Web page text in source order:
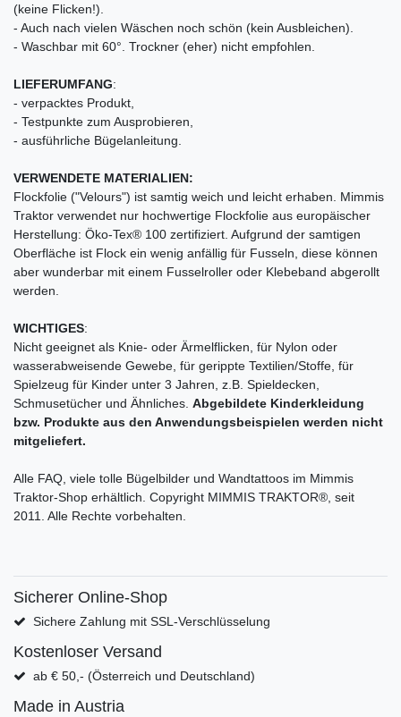
(keine Flicken!).
- Auch nach vielen Wäschen noch schön (kein Ausbleichen).
- Waschbar mit 60°. Trockner (eher) nicht empfohlen.
LIEFERUMFANG:
- verpacktes Produkt,
- Testpunkte zum Ausprobieren,
- ausführliche Bügelanleitung.
VERWENDETE MATERIALIEN:
Flockfolie ("Velours") ist samtig weich und leicht erhaben. Mimmis
Traktor verwendet nur hochwertige Flockfolie aus europäischer
Herstellung: Öko-Tex® 100 zertifiziert. Aufgrund der samtigen
Oberfläche ist Flock ein wenig anfällig für Fusseln, diese können
aber wunderbar mit einem Fusselroller oder Klebeband abgerollt
werden.
WICHTIGES:
Nicht geeignet als Knie- oder Ärmelflicken, für Nylon oder
wasserabweisende Gewebe, für gerippte Textilien/Stoffe, für
Spielzeug für Kinder unter 3 Jahren, z.B. Spieldecken,
Schmusetücher und Ähnliches. Abgebildete Kinderkleidung
bzw. Produkte aus den Anwendungsbeispielen werden nicht
mitgeliefert.
Alle FAQ, viele tolle Bügelbilder und Wandtattoos im Mimmis
Traktor-Shop erhältlich. Copyright MIMMIS TRAKTOR®, seit
2011. Alle Rechte vorbehalten.
Sicherer Online-Shop
Sichere Zahlung mit SSL-Verschlüsselung
Kostenloser Versand
ab € 50,- (Österreich und Deutschland)
Made in Austria